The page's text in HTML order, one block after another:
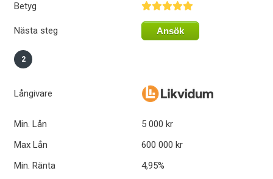
Betyg
Nästa steg Ansök
2
Långivare
Min. Lån
5 000 kr
Max Lån
600 000 kr
Min. Ränta
4,95%